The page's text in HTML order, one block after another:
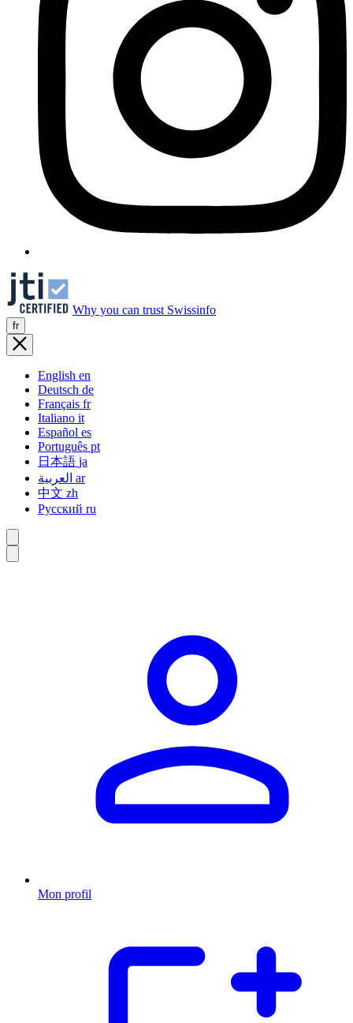
Why you can trust Swissinfo
fr
English en
Deutsch de
Français fr
Italiano it
Español es
Português pt
日本語 ja
ar
中文 zh
Русский ru
Mon profil